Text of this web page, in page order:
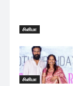
சினிமா
சினிமா